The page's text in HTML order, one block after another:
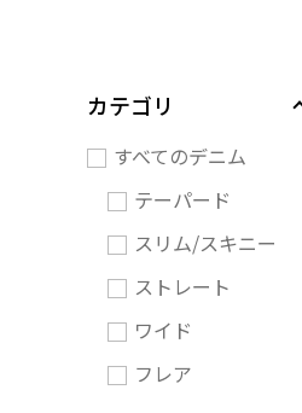
カテゴリ
すべてのデニム
テーパード
スリム/スキニー
ストレート
ワイド
フレア